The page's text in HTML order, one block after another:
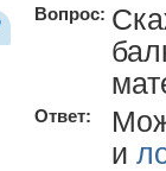
Вопрос:
Ответ:
и